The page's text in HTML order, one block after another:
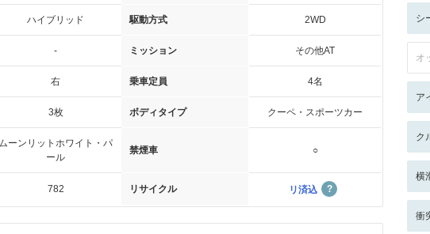
ハイブリッド 駆動方式 2WD
- ミッション その他AT
右 乗車定員 4名
3枚 ボディタイプ クーペ・スポーツカー
ーンリットホワイト・パ
ール
禁煙車 ○
782 リサイクル リ済込
シ
オ
ア
ク
横
衝